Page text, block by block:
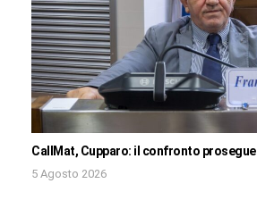
CallMat, Cupparo: il confronto prosegue
5 Agosto 2026